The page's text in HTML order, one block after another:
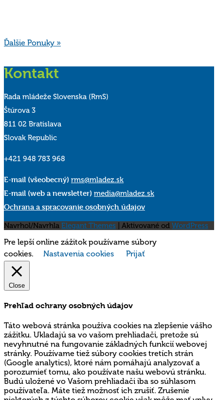
Ďalšie Ponuky »
Kontakt
Rada mládeže Slovenska (RmS)
Štúrova 3
811 02 Bratislava
Slovak Republic
+421 948 783 968
E-mail (všeobecný) rms@mladez.sk
E-mail (web a newsletter) media@mladez.sk
Ochrana a spracovanie osobných údajov
Navrhol/Navrhla Elegant Themes | Aktivované od WordPress
Pre lepší online zážitok používame súbory
cookies.
Nastavenia cookies Prijať
Close
Prehľad ochrany osobných údajov
Táto webová stránka používa cookies na zlepšenie vášho
zážitku. Ukladajú sa vo vašom prehliadači, pretože sú
nevyhnutné na fungovanie základných funkcií webovej
stránky. Používame tiež súbory cookies tretích strán
(Google analytics), ktoré nám pomáhajú analyzovať a
porozumieť tomu, ako používate našu webovú stránku.
Budú uložené vo Vašom prehliadači iba so súhlasom
používateľa. Máte tiež možnosť ich zrušiť. Zrušenie